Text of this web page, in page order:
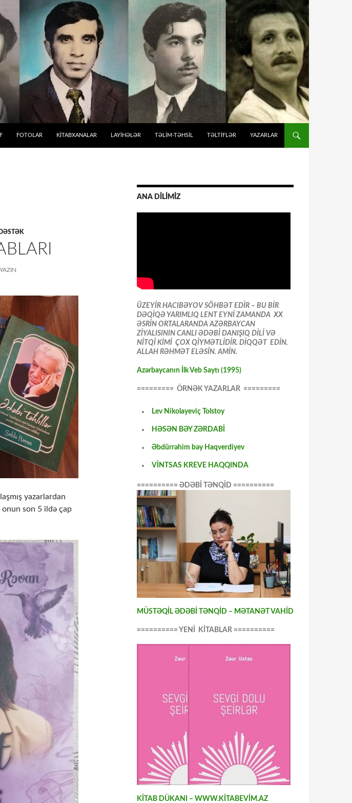
FOTOLAR KİTABXANALAR LAYİHƏLƏR TƏLIM-TƏHSIL TƏLTİFLƏR YAZARLAR
yazarlardan
onun son 5 ildə çap
ANA DİLİMİZ
ÜZEYİR HACIBƏYOV SÖHBƏT EDİR – BU BİR
DƏQİQƏ YARIMLIQ LENT EYNİ ZAMANDA XX
ƏSRİN ORTALARANDA AZƏRBAYCAN
ZİYALISININ CANLI ƏDƏBİ DANIŞIQ DİLİ VƏ
NİTQİ KİMİ ÇOX QİYMƏTLİDİR. DİQQƏT EDİN.
ALLAH RƏHMƏT ELƏSİN. AMİN.
Azərbaycanın İlk Veb Saytı (1995)
========= ÖRNƏK YAZARLAR =========
Lev Nikolayeviç Tolstoy
HƏSƏN BƏY ZƏRDABİ
Əbdürrəhim bəy Haqverdiyev
VİNTSAS KREVE HAQQINDA
========== ƏDƏBİ TƏNQİD ==========
MÜSTƏQİL ƏDƏBİ TƏNQİD – MƏTANƏT VAHİD
========== YENİ KİTABLAR ==========
KİTAB DÜKANI – WWW.KİTABEVİM.AZ